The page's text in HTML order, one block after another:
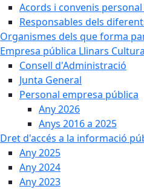
Acords i convenis
Responsables dels
Organismes dels que forma
Empresa pública Llinars
Consell d'Administració
Junta General
Personal empresa pública
Any 2026
Anys 2016 a 2025
Dret d'accés a la informació
Any 2025
Any 2024
Any 2023